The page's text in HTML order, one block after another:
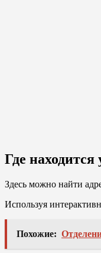
Где находится
Здесь можно найти
Используя
Похожие: